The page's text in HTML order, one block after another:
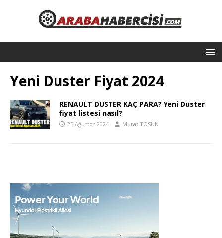
Yeni Duster Fiyat 2024
RENAULT DUSTER KAÇ PARA? Yeni Duster
fiyat listesi nasıl?
25 Ağustos 2024 Murat TOSUN